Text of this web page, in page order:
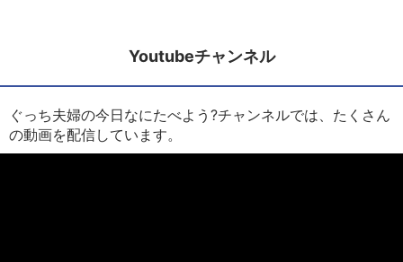
Youtubeチャンネル
ぐっち夫婦の今日なにたべよう?チャンネルでは、たくさん
の動画を配信しています。